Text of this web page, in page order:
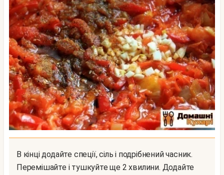
В кінці додайте спеції, сіль і подрібнений часник.
Перемішайте і тушкуйте ще 2 хвилини. Додайте